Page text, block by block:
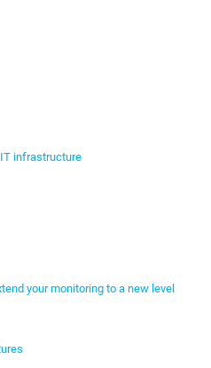
infrastructure
your monitoring to a new level